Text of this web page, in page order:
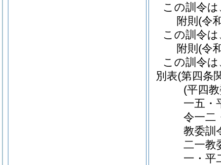
この訓令
附則 (令
この訓令
附則 (令
この訓令
別表(第四条
(平四
一五・
令一二
教委訓
二一教
一・平